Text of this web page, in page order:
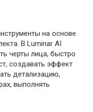
на основе
В Luminar AI
черты лица, быстро
создавать эффект
детализацию,
выполнять